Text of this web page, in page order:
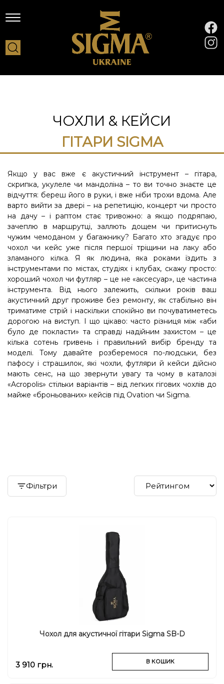
ЧОХЛИ & КЕЙСИ
ГІТАРИ SIGMA
Якщо у вас вже є акустичний інструмент – гітара,
скрипка, укулеле чи мандоліна – то ви точно знаєте це
відчуття: береш його в руки, і вже ніби трохи вдома. Але
варто вийти за двері – на репетицію, концерт чи просто
на дачу – і раптом стає тривожно: а якщо подряпаю,
зачеплю в маршрутці, заллють дощем чи притиснуть
чужим чемоданом у багажнику? Багато хто згадує про
чохол чи кейс уже після першої тріщини на лаку або
зламаного кілка. Я як людина, яка роками їздить з
інструментами по містах, студіях і клубах, скажу просто:
хороший чохол чи футляр – це не «аксесуар», це частина
інструмента. Від нього залежить, скільки років ваш
акустичний друг проживе без ремонту, як стабільно він
триматиме стрій і наскільки спокійно ви почуватиметесь
дорогою на виступ. І що цікаво: часто різниця між «аби
було де покласти» та справді надійним захистом – це
кілька сотень гривень і правильний вибір бренду та
моделі. Тому давайте розберемося по-людськи, без
пафосу і страшилок, які чохли, футляри й кейси дійсно
мають сенс, на що звернути увагу та чому в каталозі
«Acropolis» стільки варіантів – від легких гігових чохлів до
майже «броньованих» кейсів під Ovation чи Sigma.
Фільтри
Чохол для акустичної гітари Sigma SB-D
3 910 грн. В КОШИК